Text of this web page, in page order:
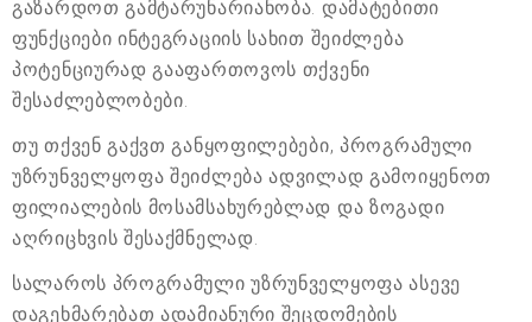
გაზარდოთ გამტარუნარიანობა. დამატებითი
ფუნქციები ინტეგრაციის სახით შეიძლება
პოტენციურად გააფართოვოს თქვენი
შესაძლებლობები.
თუ თქვენ გაქვთ განყოფილებები, პროგრამული
უზრუნველყოფა შეიძლება ადვილად გამოიყენოთ
ფილიალების მოსამსახურებლად და ზოგადი
აღრიცხვის შესაქმნელად.
სალაროს პროგრამული უზრუნველყოფა ასევე
დაგეხმარებათ ადამიანური შეცდომების